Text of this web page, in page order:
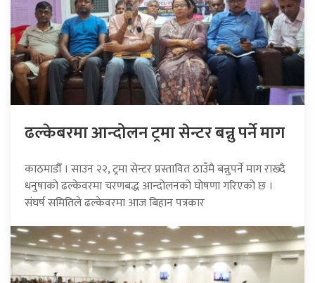
ढल्केबरमा आन्दोलन ट्रमा सेन्टर बन्नु पर्ने माग
काठमाडौँ । साउन २२, ट्रमा सेन्टर प्रस्तावित ठाउँमै बन्नुपर्ने माग राख्दै
धनुषाको ढल्केवरमा चरणबद्ध आन्दोलनको घोषणा गरिएको छ ।
संघर्ष समितिले ढल्केवरमा आज बिहान पत्रकार